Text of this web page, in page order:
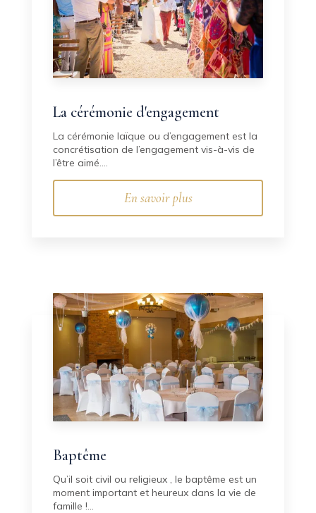
La cérémonie d'engagement
La cérémonie laïque ou d’engagement est la
concrétisation de l’engagement vis-à-vis de
l’être aimé....
En savoir plus
Baptême
Qu’il soit civil ou religieux , le baptême est un
moment important et heureux dans la vie de
famille !...